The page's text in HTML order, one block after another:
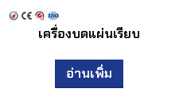
เครื่องบดแผ่นเรียบ
อ่านเพิ่ม